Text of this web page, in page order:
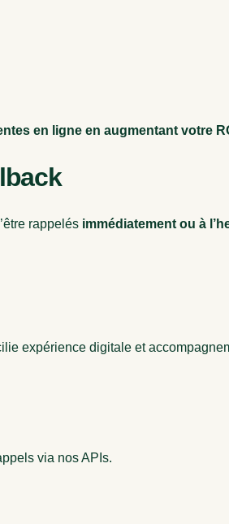
en ligne en augmentant votre
rappelés immédiatement ou à
expérience digitale et
via nos APIs.